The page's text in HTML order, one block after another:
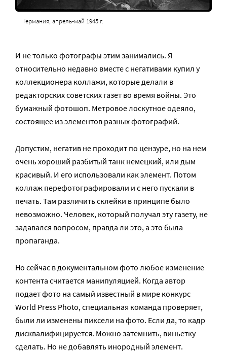
Германия, апрель-май 1945 г.
И не только фотографы этим занимались. Я
относительно недавно вместе с негативами купил у
коллекционера коллажи, которые делали в
редакторских советских газет во время войны. Это
бумажный фотошоп. Метровое лоскутное одеяло,
состоящее из элементов разных фотографий.
Допустим, негатив не проходит по цензуре, но на нем
очень хороший разбитый танк немецкий, или дым
красивый. И его использовали как элемент. Потом
коллаж перефотографировали и с него пускали в
печать. Там различить склейки в принципе было
невозможно. Человек, который получал эту газету, не
задавался вопросом, правда ли это, а это была
пропаганда.
Но сейчас в документальном фото любое изменение
контента считается манипуляцией. Когда автор
подает фото на самый известный в мире конкурс
World Press Photo, специальная команда проверяет,
были ли изменены пиксели на фото. Если да, то кадр
дисквалифицируется. Можно затемнить, виньетку
сделать. Но не добавлять инородный элемент.